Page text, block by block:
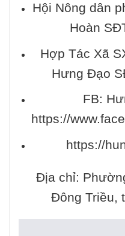
Hội Nông dân
Hoàn
Hợp Tác Xã
Hưng Đạo
FB:
https://
https://
Địa chỉ:
Đông Triều,